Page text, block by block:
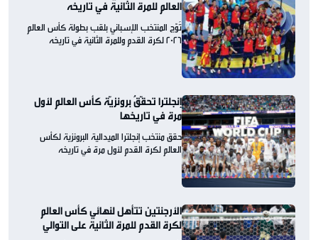
العالم للمرة الثانية في تاريخه
تُوّج المنتخب الإسباني بلقب بطولة كأس العالم
2026 لكرة القدم وللمرة الثانية في تاريخه
إنجلترا تحقّقُ برونزيّة كأس العالم لأول
مرة في تاريخها
حقق منتخب إنجلترا الميدالية البرونزية لكأس
العالم لكرة القدم لأول مرة في تاريخه
الأرجنتين تتأهل لنهائي كأس العالم
لكرة القدم للمرة الثانية على التوالي